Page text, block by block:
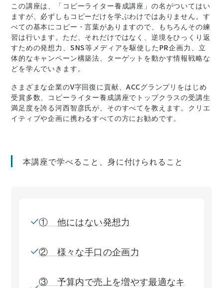
この講座は、「コピーライター養成講座」の名がついてはい
ますが、必ずしもコピーだけを学ぶわけではありません。す
べての基本にコピー・言葉がありますので、もちろんその練
習は行います。ただ、それだけではなく、逆境をひっくり返
すための発想力、SNS等メディアを駆使したPR企画力、立
体的なキャンペーン構築法、ターゲットを動かす情報戦略な
どを学んでいきます。
さまざまな企業のV字回復に貢献、ACCグランプリをはじめ
受賞多数、コピーライター養成講座でトップクラスの受講生
満足度を誇る河西智彦氏が、そのすべてを教えます。クリエ
イティブや企画に携わるすべての方にお勧めです。
本講座で学べること、身に付けられること
① 他にはない発想力
② 様々な手口の企画力
③ 予算内で売上を増やす最適なキ